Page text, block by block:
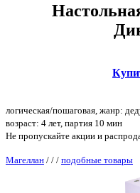
логическая/пошаговая, жанр:
возраст: 4 лет, партия 10 мин
Не пропускайте акции и
Магеллан / / / подобные товары